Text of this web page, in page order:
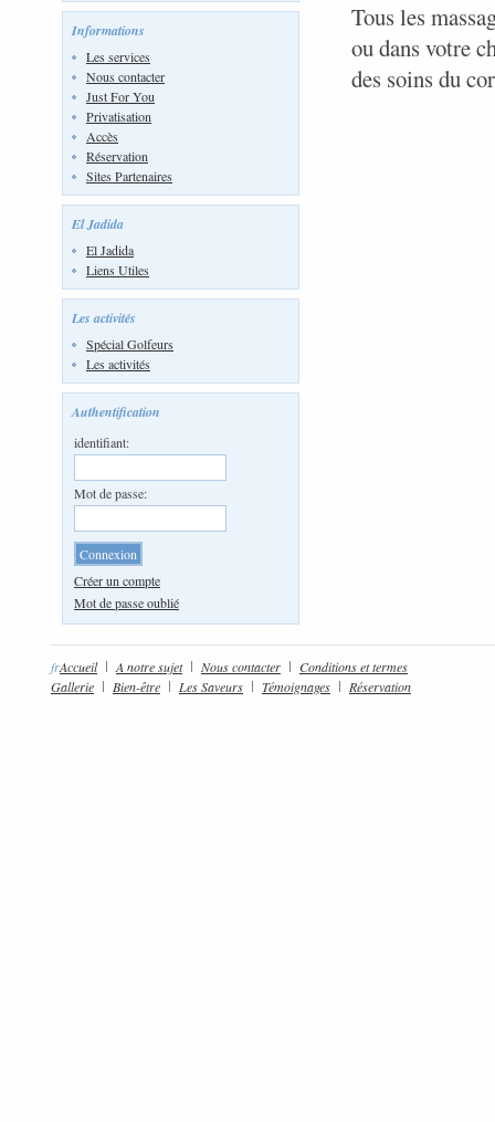
Informations
Les services
Nous contacter
Just For You
Privatisation
Accès
Réservation
Sites Partenaires
El Jadida
El Jadida
Liens Utiles
Les activités
Spécial Golfeurs
Les activités
Authentification
identifiant:
Mot de passe:
Créer un compte
Mot de passe oublié
Tous les
ou dans votre
des soins du
frAccueil A notre sujet Nous contacter
Conditions et termes
Gallerie
Bien-être Les Saveurs Témoignages Réservation